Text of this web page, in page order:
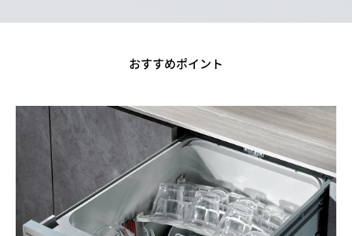
おすすめポイント